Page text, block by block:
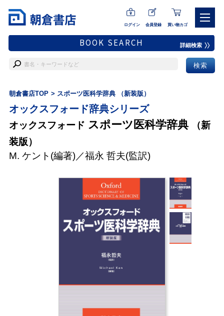
ログイン 会員登録 買い物カゴ
BOOK SEARCH 詳細検索
朝倉書店TOP スポーツ医科学辞典 （新装版）
オックスフォード辞典シリーズ
オックスフォード スポーツ医科学辞典
（新
装版）
M. ケント (編著)／福永 哲夫(監訳)